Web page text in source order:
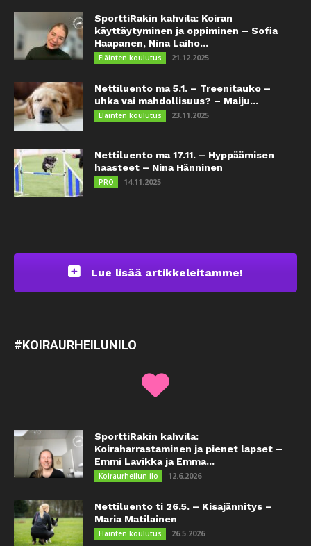
SporttiRakin kahvila: Koiran
käyttäytyminen ja oppiminen – Sofia
Haapanen, Nina Laiho...
Eläinten koulutus 21.12.2025
Nettiluento ma 5.1. – Treenitauko –
uhka vai mahdollisuus? – Maiju...
Eläinten koulutus 23.11.2025
Nettiluento ma 17.11. – Hyppäämisen
haasteet – Nina Hänninen
PRO 14.11.2025
Lue lisää artikkeleitamme!
#KOIRAURHEILUNILO
SporttiRakin kahvila:
Koiraharrastaminen ja pienet lapset –
Emmi Lavikka ja Emma...
Koiraurheilun ilo 12.6.2026
Nettiluento ti 26.5. – Kisajännitys –
Maria Matilainen
Eläinten koulutus 26.5.2026